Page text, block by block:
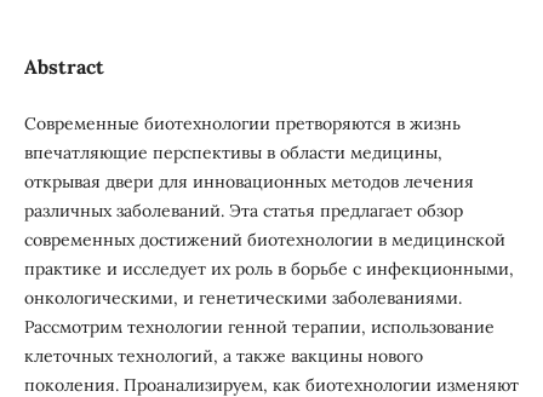
Abstract
Современные биотехнологии претворяются в жизнь
впечатляющие перспективы в области медицины,
открывая двери для инновационных методов лечения
различных заболеваний. Эта статья предлагает обзор
современных достижений биотехнологии в медицинской
практике и исследует их роль в борьбе с инфекционными,
онкологическими, и генетическими заболеваниями.
Рассмотрим технологии генной терапии, использование
клеточных технологий, а также вакцины нового
поколения. Проанализируем, как биотехнологии изменяют